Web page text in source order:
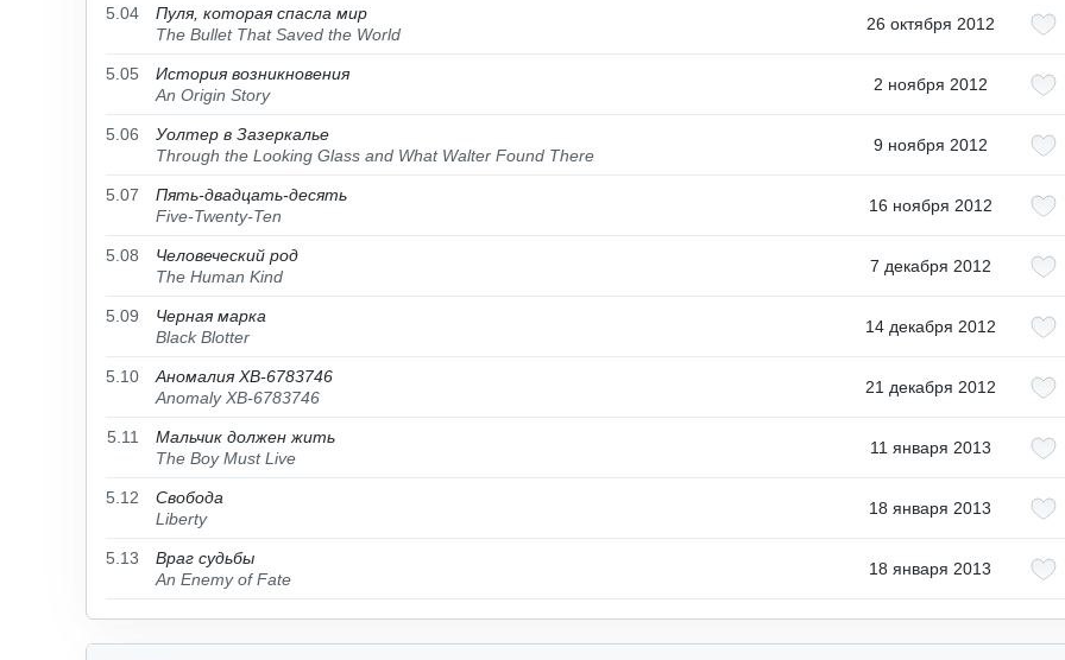
5.04
Пуля, которая спасла мир
The Bullet That Saved the World
26 октября 2012
5.05
История возникновения
An Origin Story
2 ноября 2012
5.06
Уолтер в Зазеркалье
Through the Looking Glass and What Walter Found There
9 ноября 2012
5.07
Пять-двадцать-десять
Five-Twenty-Ten
16 ноября 2012
5.08
Человеческий род
The Human Kind
7 декабря 2012
5.09
Черная марка
Black Blotter
14 декабря 2012
5.10
Аномалия XB-6783746
Anomaly XB-6783746
21 декабря 2012
5.11
Мальчик должен жить
The Boy Must Live
11 января 2013
5.12
Свобода
Liberty
18 января 2013
5.13
Враг судьбы
An Enemy of Fate
18 января 2013